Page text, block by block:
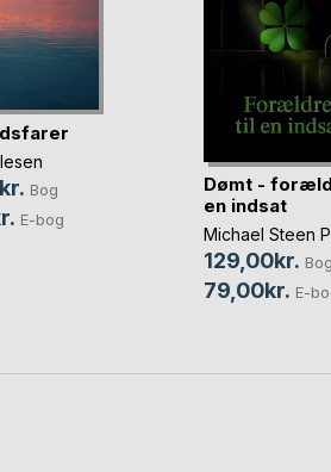
Bog
E-bog
Dømt -
en indsat
Michael Steen
129,00kr. Bog
79,00kr. E-